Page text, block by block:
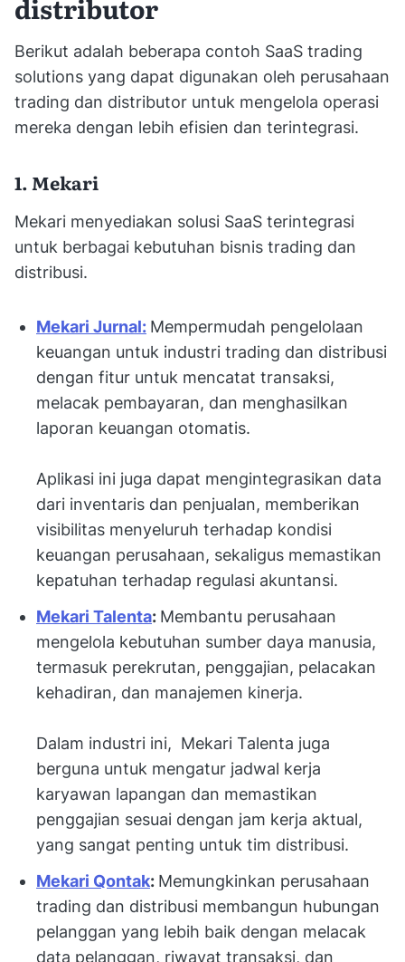
distributor
Berikut adalah beberapa contoh SaaS trading
solutions yang dapat digunakan oleh perusahaan
trading dan distributor untuk mengelola operasi
mereka dengan lebih efisien dan terintegrasi.
1. Mekari
Mekari menyediakan solusi SaaS terintegrasi
untuk berbagai kebutuhan bisnis trading dan
distribusi.
Mekari Jurnal: Mempermudah pengelolaan
keuangan untuk industri trading dan distribusi
dengan fitur untuk mencatat transaksi,
melacak pembayaran, dan menghasilkan
laporan keuangan otomatis.
Aplikasi ini juga dapat mengintegrasikan data
dari inventaris dan penjualan, memberikan
visibilitas menyeluruh terhadap kondisi
keuangan perusahaan, sekaligus memastikan
kepatuhan terhadap regulasi akuntansi.
Mekari Talenta: Membantu perusahaan
mengelola kebutuhan sumber daya manusia,
termasuk perekrutan, penggajian, pelacakan
kehadiran, dan manajemen kinerja.
Dalam industri ini, Mekari Talenta juga
berguna untuk mengatur jadwal kerja
karyawan lapangan dan memastikan
penggajian sesuai dengan jam kerja aktual,
yang sangat penting untuk tim distribusi.
Mekari Qontak: Memungkinkan perusahaan
trading dan distribusi membangun hubungan
pelanggan yang lebih baik dengan melacak
data pelanggan, riwayat transaksi, dan